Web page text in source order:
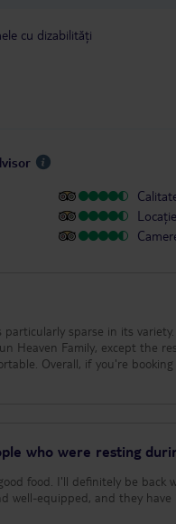
cu dizabilități
Locație
sparse in its
Heaven Family, except the
Overall, if you're
who were resting
food. I'll definitely be
well-equipped, and they